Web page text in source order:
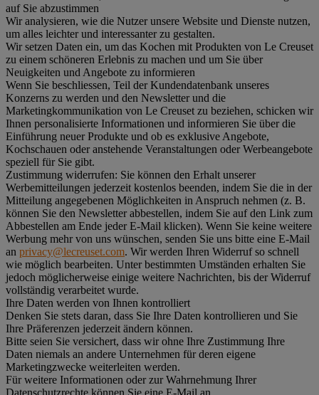
auf Sie abzustimmen
Wir analysieren, wie die Nutzer unsere Website und Dienste nutzen,
um alles leichter und interessanter zu gestalten.
Wir setzen Daten ein, um das Kochen mit Produkten von Le Creuset
zu einem schöneren Erlebnis zu machen und um Sie über
Neuigkeiten und Angebote zu informieren
Wenn Sie beschliessen, Teil der Kundendatenbank unseres
Konzerns zu werden und den Newsletter und die
Marketingkommunikation von Le Creuset zu beziehen, schicken wir
Ihnen personalisierte Informationen und informieren Sie über die
Einführung neuer Produkte und ob es exklusive Angebote,
Kochschauen oder anstehende Veranstaltungen oder Werbeangebote
speziell für Sie gibt.
Zustimmung widerrufen: Sie können den Erhalt unserer
Werbemitteilungen jederzeit kostenlos beenden, indem Sie die in der
Mitteilung angegebenen Möglichkeiten in Anspruch nehmen (z. B.
können Sie den Newsletter abbestellen, indem Sie auf den Link zum
Abbestellen am Ende jeder E-Mail klicken). Wenn Sie keine weitere
Werbung mehr von uns wünschen, senden Sie uns bitte eine E-Mail
an privacy@lecreuset.com. Wir werden Ihren Widerruf so schnell
wie möglich bearbeiten. Unter bestimmten Umständen erhalten Sie
jedoch möglicherweise einige weitere Nachrichten, bis der Widerruf
vollständig verarbeitet wurde.
Ihre Daten werden von Ihnen kontrolliert
Denken Sie stets daran, dass Sie Ihre Daten kontrollieren und Sie
Ihre Präferenzen jederzeit ändern können.
Bitte seien Sie versichert, dass wir ohne Ihre Zustimmung Ihre
Daten niemals an andere Unternehmen für deren eigene
Marketingzwecke weiterleiten werden.
Für weitere Informationen oder zur Wahrnehmung Ihrer